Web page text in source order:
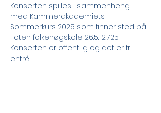
Konserten spilles i sammenheng
med Kammerakademiets
Sommerkurs 2025 som finner sted på
Toten folkehøgskole 26.5.-2.7.25
Konserten er offentlig og det er fri
entré!